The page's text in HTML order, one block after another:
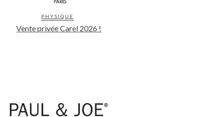
PHYSIQUE
Vente privée Carel 2026 !